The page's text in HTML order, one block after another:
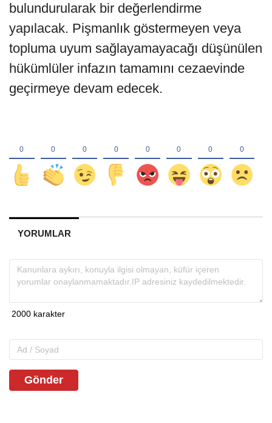
bulundurularak bir değerlendirme
yapılacak. Pişmanlık göstermeyen veya
topluma uyum sağlayamayacağı düşünülen
hükümlüler infazın tamamını cezaevinde
geçirmeye devam edecek.
YORUMLAR
Gönder